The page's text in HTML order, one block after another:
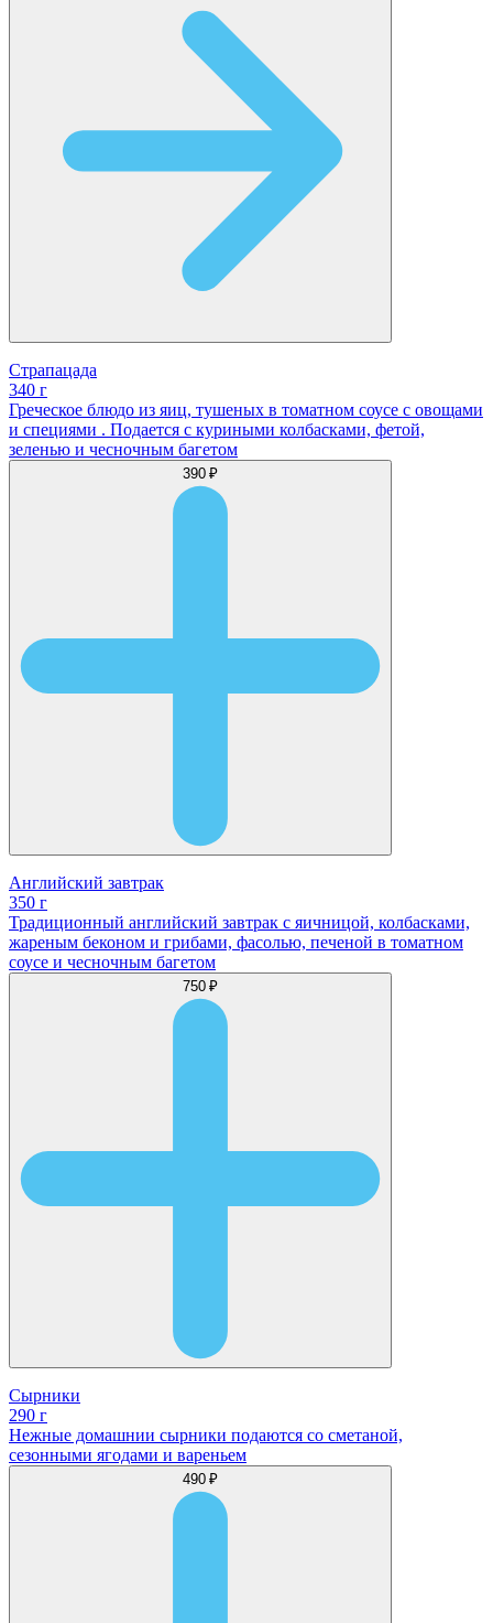
Страпацада
340 г
Греческое блюдо из яиц, тушеных в томатном соусе с овощами
и специями . Подается с куриными колбасками, фетой,
зеленью и чесночным багетом
390 ₽
Английский завтрак
350 г
Традиционный английский завтрак с яичницой, колбасками,
жареным беконом и грибами, фасолью, печеной в томатном
соусе и чесночным багетом
750 ₽
Сырники
290 г
Нежные домашнии сырники подаются со сметаной,
сезонными ягодами и вареньем
490 ₽